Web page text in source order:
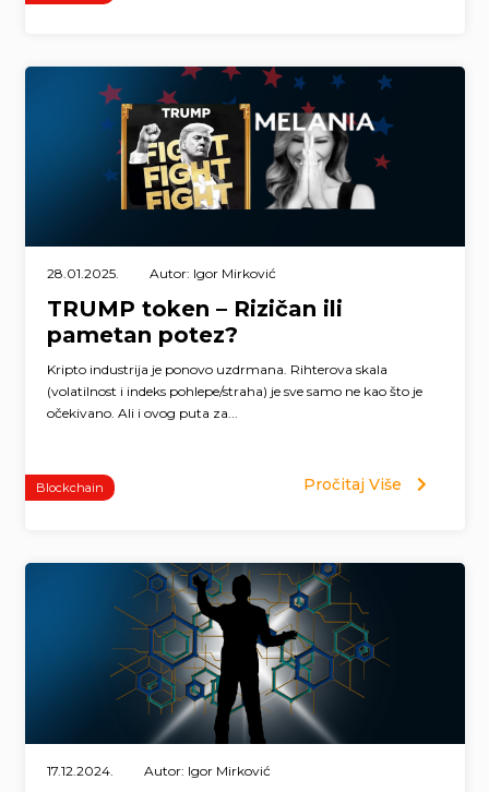
28.01.2025. Autor: Igor Mirković
TRUMP token – Rizičan ili
pametan potez?
Kripto industrija je ponovo uzdrmana. Rihterova skala
(volatilnost i indeks pohlepe/straha) je sve samo ne kao što je
očekivano. Ali i ovog puta za...
Blockchain Pročitaj Više
17.12.2024. Autor: Igor Mirković